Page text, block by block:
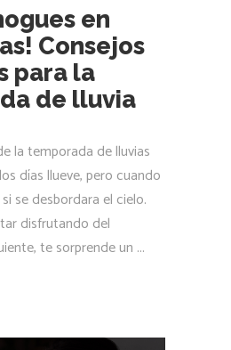
en
Consejos
para la
de lluvia
la temporada de lluvias
días llueve, pero cuando
se desbordara el cielo.
disfrutando del
te sorprende un